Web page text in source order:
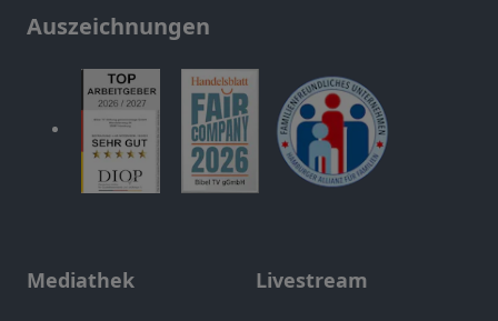
Auszeichnungen
Mediathek Livestream